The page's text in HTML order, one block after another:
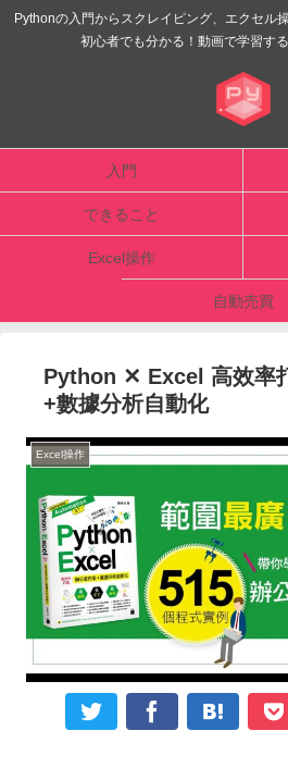
Pythonの入門からスクレイピング、エクセル
初心者でも分かる！動画で学習す
入門
できること
Excel操作
自動売買
Python ✕ Excel 高效率
+數據分析自動化
Excel操作